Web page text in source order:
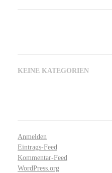
KEINE KATEGORIEN
Anmelden
Eintrags-Feed
Kommentar-Feed
WordPress.org